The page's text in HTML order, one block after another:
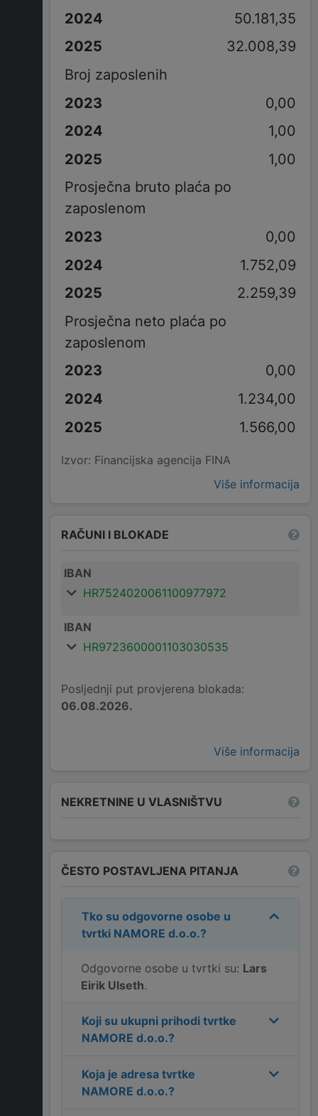
50.181,35
32.008,39
Broj zaposlenih
0,00
1,00
1,00
Prosječna bruto plaća po
zaposlenom
0,00
1.752,09
2.259,39
Prosječna neto plaća po
zaposlenom
0,00
1.234,00
1.566,00
Izvor: Financijska agencija FINA
Više informacija
RAČUNI I BLOKADE
IBAN
HR7524020061100977972
IBAN
HR9723600001103030535
Posljednji put provjerena blokada:
06.08.2026.
Više informacija
NEKRETNINE U VLASNIŠTVU
ČESTO POSTAVLJENA PITANJA
Tko su odgovorne osobe u
tvrtki NAMORE d.o.o.?
Odgovorne osobe u tvrtki su: Lars
Eirik Ulseth.
Koji su ukupni prihodi tvrtke
NAMORE d.o.o.?
Koja je adresa tvrtke
NAMORE d.o.o.?